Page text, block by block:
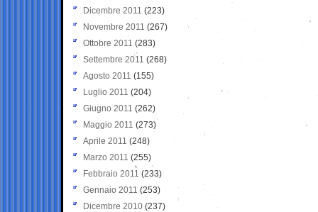
Dicembre 2011 (223)
Novembre 2011 (267)
Ottobre 2011 (283)
Settembre 2011 (268)
Agosto 2011 (155)
Luglio 2011 (204)
Giugno 2011 (262)
Maggio 2011 (273)
Aprile 2011 (248)
Marzo 2011 (255)
Febbraio 2011 (233)
Gennaio 2011 (253)
Dicembre 2010 (237)